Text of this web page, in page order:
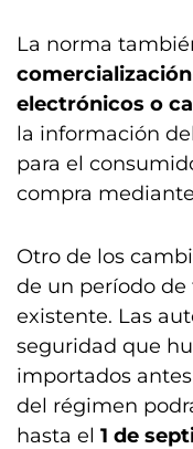
La norma
comercialización
electrónicos o
la información
para el
compra
Otro de los
de un período de
existente. Las
seguridad que
importados
del régimen
hasta el 1 de